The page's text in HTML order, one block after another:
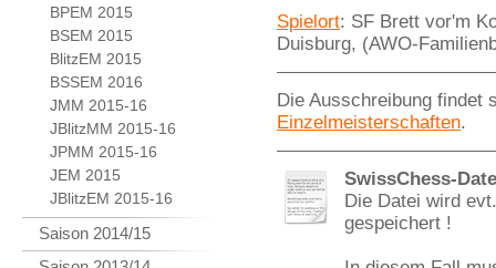
BPEM 2015
BSEM 2015
BlitzEM 2015
BSSEM 2016
JMM 2015-16
JBlitzMM 2015-16
JPMM 2015-16
JEM 2015
JBlitzEM 2015-16
Saison 2014/15
Spielort: SF Brett vor'm
Duisburg, (AWO-
Die Ausschreibung findet
Einzelmeisterschaften.
SwissChess-
Die Datei wird
gespeichert !